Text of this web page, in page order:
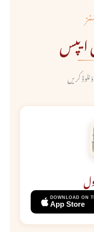
ایپس
کریں
DOWNLOAD ON
App Store